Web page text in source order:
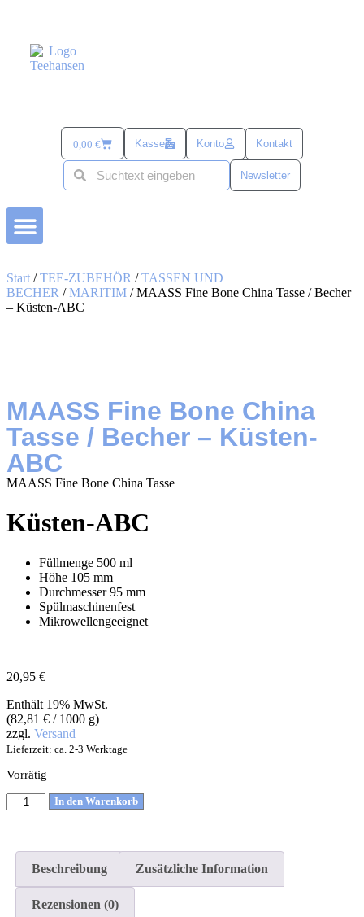
0,00 € Kasse Konto Kontakt
Newsletter
Start /TEE-ZUBEHÖR /TASSEN UND
BECHER /MARITIM / MAASS Fine Bone China Tasse / Becher
– Küsten-ABC
MAASS Fine Bone China
Tasse / Becher – Küsten-
ABC
MAASS Fine Bone China Tasse
Küsten-ABC
Füllmenge 500 ml
Höhe 105 mm
Durchmesser95 mm
Spülmaschinenfest
Mikrowellengeeignet
20,95 €
Enthält 19% MwSt.
(82,81 € / 1000 g)
zzgl. Versand
Lieferzeit: ca. 2-3 Werktage
Vorrätig
In den Warenkorb
Beschreibung Zusätzliche Information
Rezensionen (0)